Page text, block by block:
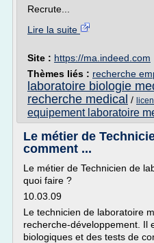
Recrute...
Lire la suite
Site : https://ma.indeed.com
Thèmes liés : recherche
laboratoire biologie
recherche medical /
equipement laboratoire
Le métier de
comment ...
Le métier de Technicien de
quoi faire ?
10.03.09
Le technicien de laboratoire
recherche-développement. Il
biologiques et des tests de